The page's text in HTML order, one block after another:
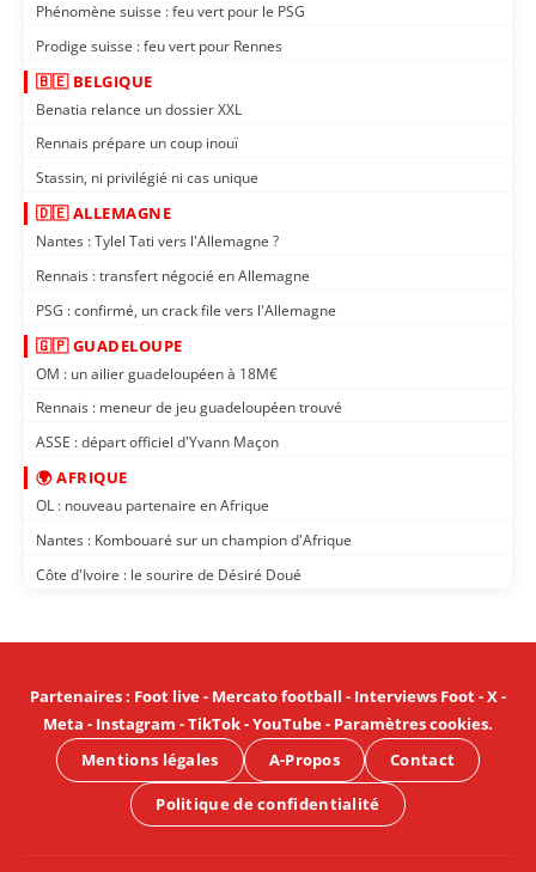
Phénomène suisse : feu vert pour le PSG
Prodige suisse : feu vert pour Rennes
🇧🇪 BELGIQUE
Benatia relance un dossier XXL
Rennais prépare un coup inouï
Stassin, ni privilégié ni cas unique
🇩🇪 ALLEMAGNE
Nantes : Tylel Tati vers l'Allemagne ?
Rennais : transfert négocié en Allemagne
PSG : confirmé, un crack file vers l'Allemagne
🇬🇵 GUADELOUPE
OM : un ailier guadeloupéen à 18M€
Rennais : meneur de jeu guadeloupéen trouvé
ASSE : départ officiel d'Yvann Maçon
🌍 AFRIQUE
OL : nouveau partenaire en Afrique
Nantes : Kombouaré sur un champion d'Afrique
Côte d'Ivoire : le sourire de Désiré Doué
Partenaires: Foot live- Mercato football - Interviews Foot-X-
Meta - Instagram -TikTok-YouTube- Paramètres cookies.
Mentions légales
A-Propos Contact
Politique de confidentialité